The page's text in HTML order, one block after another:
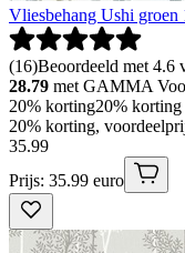
Vliesbehang Ushi groen
(16)Beoordeeld met 4.6
28.79 met GAMMA
20% korting20% korting
20% korting,
35.99
Prijs: 35.99 euro